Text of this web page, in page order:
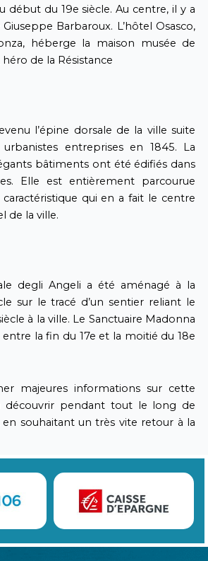
début du 19e siècle. Au centre, il y a
Barbaroux. L’hôtel Osasco,
héberge la maison musée de
de la Résistance
l’épine dorsale de la ville suite
entreprises en 1845. La
bâtiments ont été édifiés dans
Elle est entièrement parcourue
caractéristique qui en a fait le centre
de la ville.
degli Angeli a été aménagé à la
sur le tracé d’un sentier reliant le
à la ville. Le Sanctuaire Madonna
la fin du 17e et la moitié du 18e
majeures informations sur cette
découvrir pendant tout le long de
en souhaitant un très vite retour à la